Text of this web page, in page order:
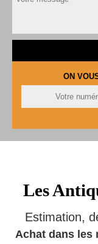
ON
Les
Estimation,
Achat dans les